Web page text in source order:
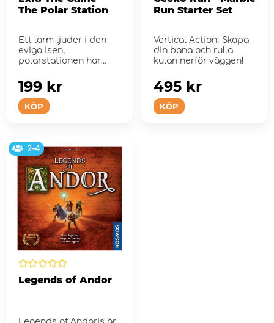
The Polar Station
Ett larm ljuder i den
eviga isen,
polarstationen har
låst.
KÖP
199 kr
Run Starter Set
Vertical Action! Skapa
din bana och rulla
kulan nerför väggen!
KÖP
495 kr
2-4
Legends of Andor